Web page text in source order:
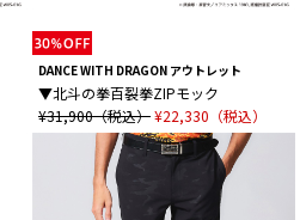
DANCE WITH DRAGON アウトレット
▼北斗の拳百裂拳ZIPモック
¥31,900（税込）¥22,330（税込）